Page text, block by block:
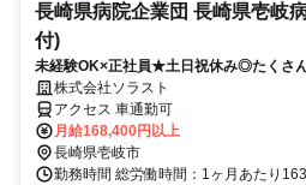
長崎県病院企業団 長崎県壱岐
付)
未経験OK×正社員★土日祝休み◎たくさ
株式会社ソラスト
アクセス 車通勤可
月給168,400円以上
長崎県壱岐市
勤務時間 総労働時間：1ヶ月あたり